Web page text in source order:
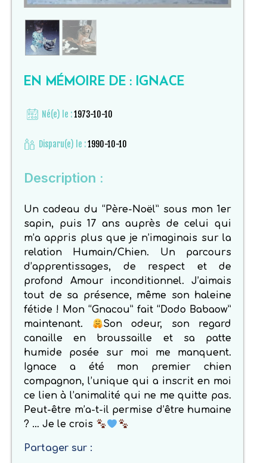
EN MÉMOIRE DE : IGNACE
Né(e) le :1973-10-10
Disparu(e) le :1990-10-10
Description :
Un cadeau du “Père-Noël” sous mon 1er
sapin, puis 17 ans auprès de celui qui
m’a appris plus que je n’imaginais sur la
relation Humain/Chien. Un parcours
d’apprentissages, de respect et de
profond Amour inconditionnel. J’aimais
tout de sa présence, même son haleine
fétide ! Mon “Gnacou” fait “Dodo Babaow”
maintenant.
Son odeur, son regard
canaille en broussaille et sa patte
humide posée sur moi me manquent.
Ignace a été mon premier chien
compagnon, l’unique qui a inscrit en moi
ce lien à l’animalité qui ne me quitte pas.
Peut-être m’a-t-il permise d’être humaine
? … Je le crois
Partager sur :